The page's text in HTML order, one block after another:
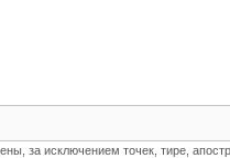
за исключением точек, тире,